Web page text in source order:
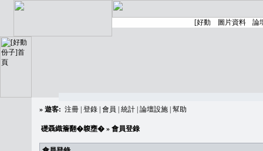
» 遊客: 注冊 登錄 會員 統計 論壇設施 幫助
礎聶織簷翻�䪖壅� » 會員登錄